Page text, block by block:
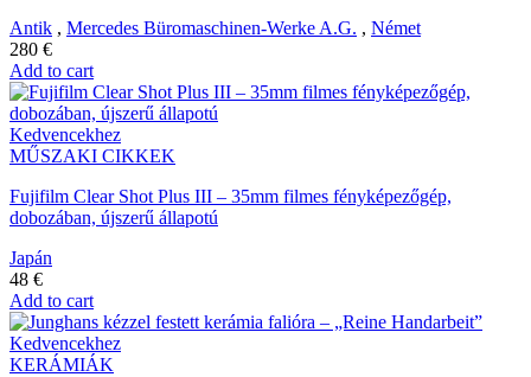
Antik , Mercedes Büromaschinen-Werke A.G. , Német
280 €
Add to cart
Kedvencekhez
MŰSZAKI CIKKEK
Fujifilm Clear Shot Plus III – 35mm filmes fényképezőgép,
dobozában, újszerű állapotú
Japán
48 €
Add to cart
Kedvencekhez
KERÁMIÁK